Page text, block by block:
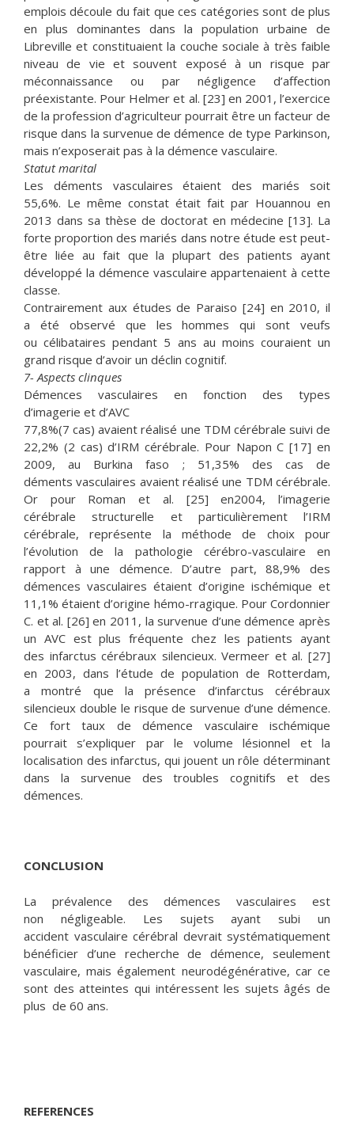
emplois découle du fait que ces catégories sont de plus
en plus dominantes dans la population urbaine de
Libreville et constituaient la couche sociale à très faible
niveau de vie et souvent exposé à un risque par
méconnaissance ou par négligence d’affection
préexistante. Pour Helmer et al. [23] en 2001, l’exercice
de la profession d’agriculteur pourrait être un facteur de
risque dans la survenue de démence de type Parkinson,
mais n’exposerait pas à la démence vasculaire.
Statut marital
Les déments vasculaires étaient des mariés soit
55,6%. Le même constat était fait par Houannou en
2013 dans sa thèse de doctorat en médecine [13]. La
forte proportion des mariés dans notre étude est peut-
être liée au fait que la plupart des patients ayant
développé la démence vasculaire appartenaient à cette
classe.
Contrairement aux études de Paraiso [24] en 2010, il
a été observé que les hommes qui sont veufs
ou célibataires pendant 5 ans au moins couraient un
grand risque d’avoir un déclin cognitif.
7- Aspects clinques
Démences vasculaires en fonction des types
d’imagerie et d’AVC
77,8%(7 cas) avaient réalisé une TDM cérébrale suivi de
22,2% (2 cas) d’IRM cérébrale. Pour Napon C [17] en
2009, au Burkina faso ; 51,35% des cas de
déments vasculaires avaient réalisé une TDM cérébrale.
Or pour Roman et al. [25] en2004, l’imagerie
cérébrale structurelle et particulièrement l’IRM
cérébrale, représente la méthode de choix pour
l’évolution de la pathologie cérébro-vasculaire en
rapport à une démence. D’autre part, 88,9% des
démences vasculaires étaient d’origine ischémique et
11,1% étaient d’origine hémo-rragique. Pour Cordonnier
C. et al. [26] en 2011, la survenue d’une démence après
un AVC est plus fréquente chez les patients ayant
des infarctus cérébraux silencieux. Vermeer et al. [27]
en 2003, dans l’étude de population de Rotterdam,
a montré que la présence d’infarctus cérébraux
silencieux double le risque de survenue d’une démence.
Ce fort taux de démence vasculaire ischémique
pourrait s’expliquer par le volume lésionnel et la
localisation des infarctus, qui jouent un rôle déterminant
dans la survenue des troubles cognitifs et des
démences.
CONCLUSION
La prévalence des démences vasculaires est
non négligeable. Les sujets ayant subi un
accident vasculaire cérébral devrait systématiquement
bénéficier d’une recherche de démence, seulement
vasculaire, mais également neurodégénérative, car ce
sont des atteintes qui intéressent les sujets âgés de
plus de 60 ans.
REFERENCES